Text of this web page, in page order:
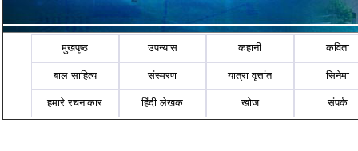
मुखपृष्ठ उपन्यास कहानी कविता
बाल साहित्य संस्मरण यात्रा वृत्तांत सिनेमा
हमारे रचनाकार हिंदी लेखक खोज संपर्क